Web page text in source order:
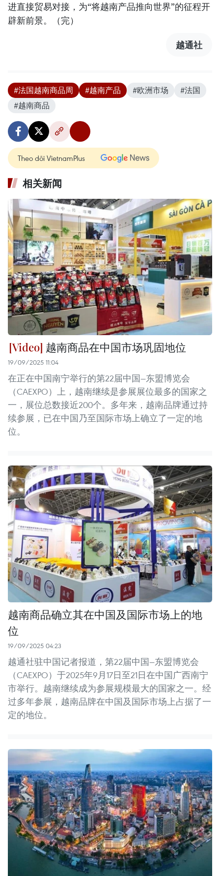
进直接贸易对接，为“将越南产品推向世界”的征程开
辟新前景。（完）
越通社
#法国越南商品周 #越南产品 #欧洲市场
#法国
#越南商品
Theo dõi VietnamPlus
相关新闻
越南商品在中国市场巩固地位
19/09/2025 11:04
在正在中国南宁举行的第22届中国—东盟博览会
（CAEXPO）上，越南继续是参展展位最多的国家之
一，展位总数接近200个。多年来，越南品牌通过持
续参展，已在中国乃至国际市场上确立了一定的地
位。
越南商品确立其在中国及国际市场上的地
位
19/09/2025 04:23
越通社驻中国记者报道，第22届中国—东盟博览会
（CAEXPO）于2025年9月17日至21日在中国广西南宁
市举行。越南继续成为参展规模最大的国家之一。经
过多年参展，越南品牌在中国及国际市场上占据了一
定的地位。